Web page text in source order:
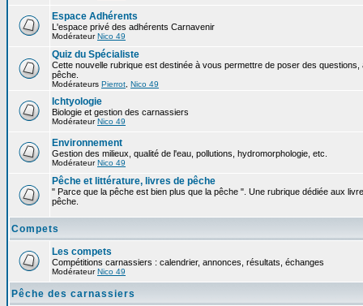
Espace Adhérents
L'espace privé des adhérents Carnavenir
ModérateurNico 49
Quiz du Spécialiste
Cette nouvelle rubrique est destinée à vous permettre de poser des
pêche.
Modérateurs Pierrot Nico 49
Ichtyologie
Biologie et gestion des carnassiers
ModérateurNico 49
Environnement
Gestion des milieux, qualité de l'eau, pollutions, hydromorphologie, etc.
ModérateurNico 49
Pêche et littérature, livres de pêche
" Parce que la pêche est bien plus que la pêche ". Une rubrique dédiée aux
pêche.
Compets
Les compets
Compétitions carnassiers : calendrier, annonces, résultats, échanges
ModérateurNico 49
Pêche des carnassiers